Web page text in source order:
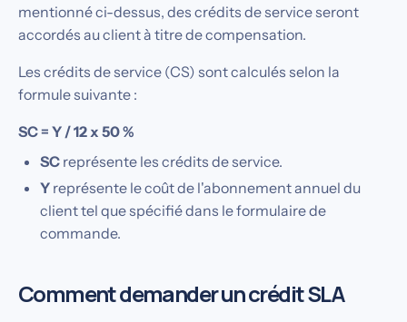
mentionné ci-dessus, des crédits de service seront
accordés au client à titre de compensation.
Les crédits de service (CS) sont calculés selon la
formule suivante :
SC = Y / 12 x 50 %
SC représente les crédits de service.
Y représente le coût de l'abonnement annuel du
client tel que spécifié dans le formulaire de
commande.
Comment demander un crédit SLA